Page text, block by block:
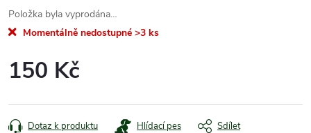
Položka byla vyprodána…
Momentálně nedostupné >3 ks
150 Kč
cena:
Dotaz k produktu Hlídací pes Sdílet